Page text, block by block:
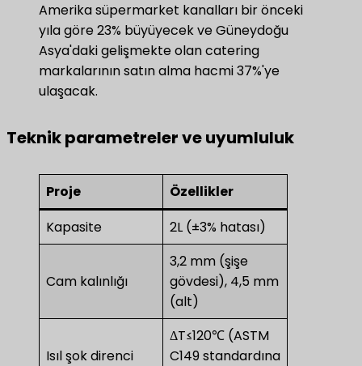
Amerika süpermarket kanalları bir önceki
yıla göre 23% büyüyecek ve Güneydoğu
Asya'daki gelişmekte olan catering
markalarının satın alma hacmi 37%'ye
ulaşacak.
​Teknik parametreler ve uyumluluk​
Proje
Özellikler
Kapasite
2L (±3% hatası)
Cam kalınlığı
3,2 mm (şişe
gövdesi), 4,5 mm
(alt)
Isıl şok direnci
ΔT≤120℃ (ASTM
C149 standardına